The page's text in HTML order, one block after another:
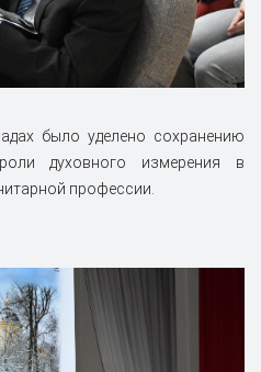
было уделено сохранению
духовного измерения в
профессии.